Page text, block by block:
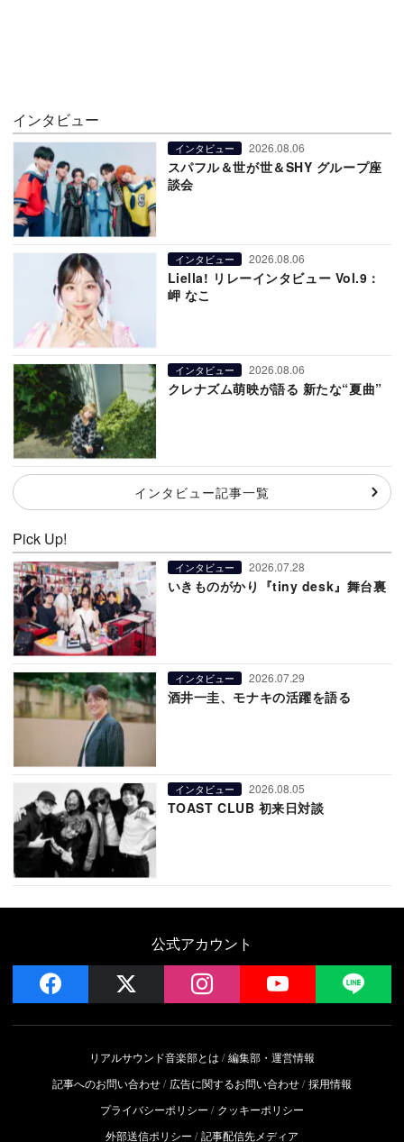
インタビュー
インタビュー 2026.08.06
スパフル＆世が世＆SHY グループ座
談会
インタビュー 2026.08.06
Liella! リレーインタビュー Vol.9：
岬 なこ
インタビュー 2026.08.06
クレナズム萌映が語る 新たな“夏曲”
インタビュー記事一覧
Pick Up!
インタビュー 2026.07.28
いきものがかり『tiny desk』舞台裏
インタビュー 2026.07.29
酒井一圭、モナキの活躍を語る
インタビュー 2026.08.05
TOAST CLUB 初来日対談
公式アカウント
facebook instagram YouTube
リアルサウンド音楽部とは
編集部・運営情報
記事へのお問い合わせ
広告に関するお問い合わせ 採用情報
プライバシーポリシー
クッキーポリシー
外部送信ポリシー
記事配信先メディア